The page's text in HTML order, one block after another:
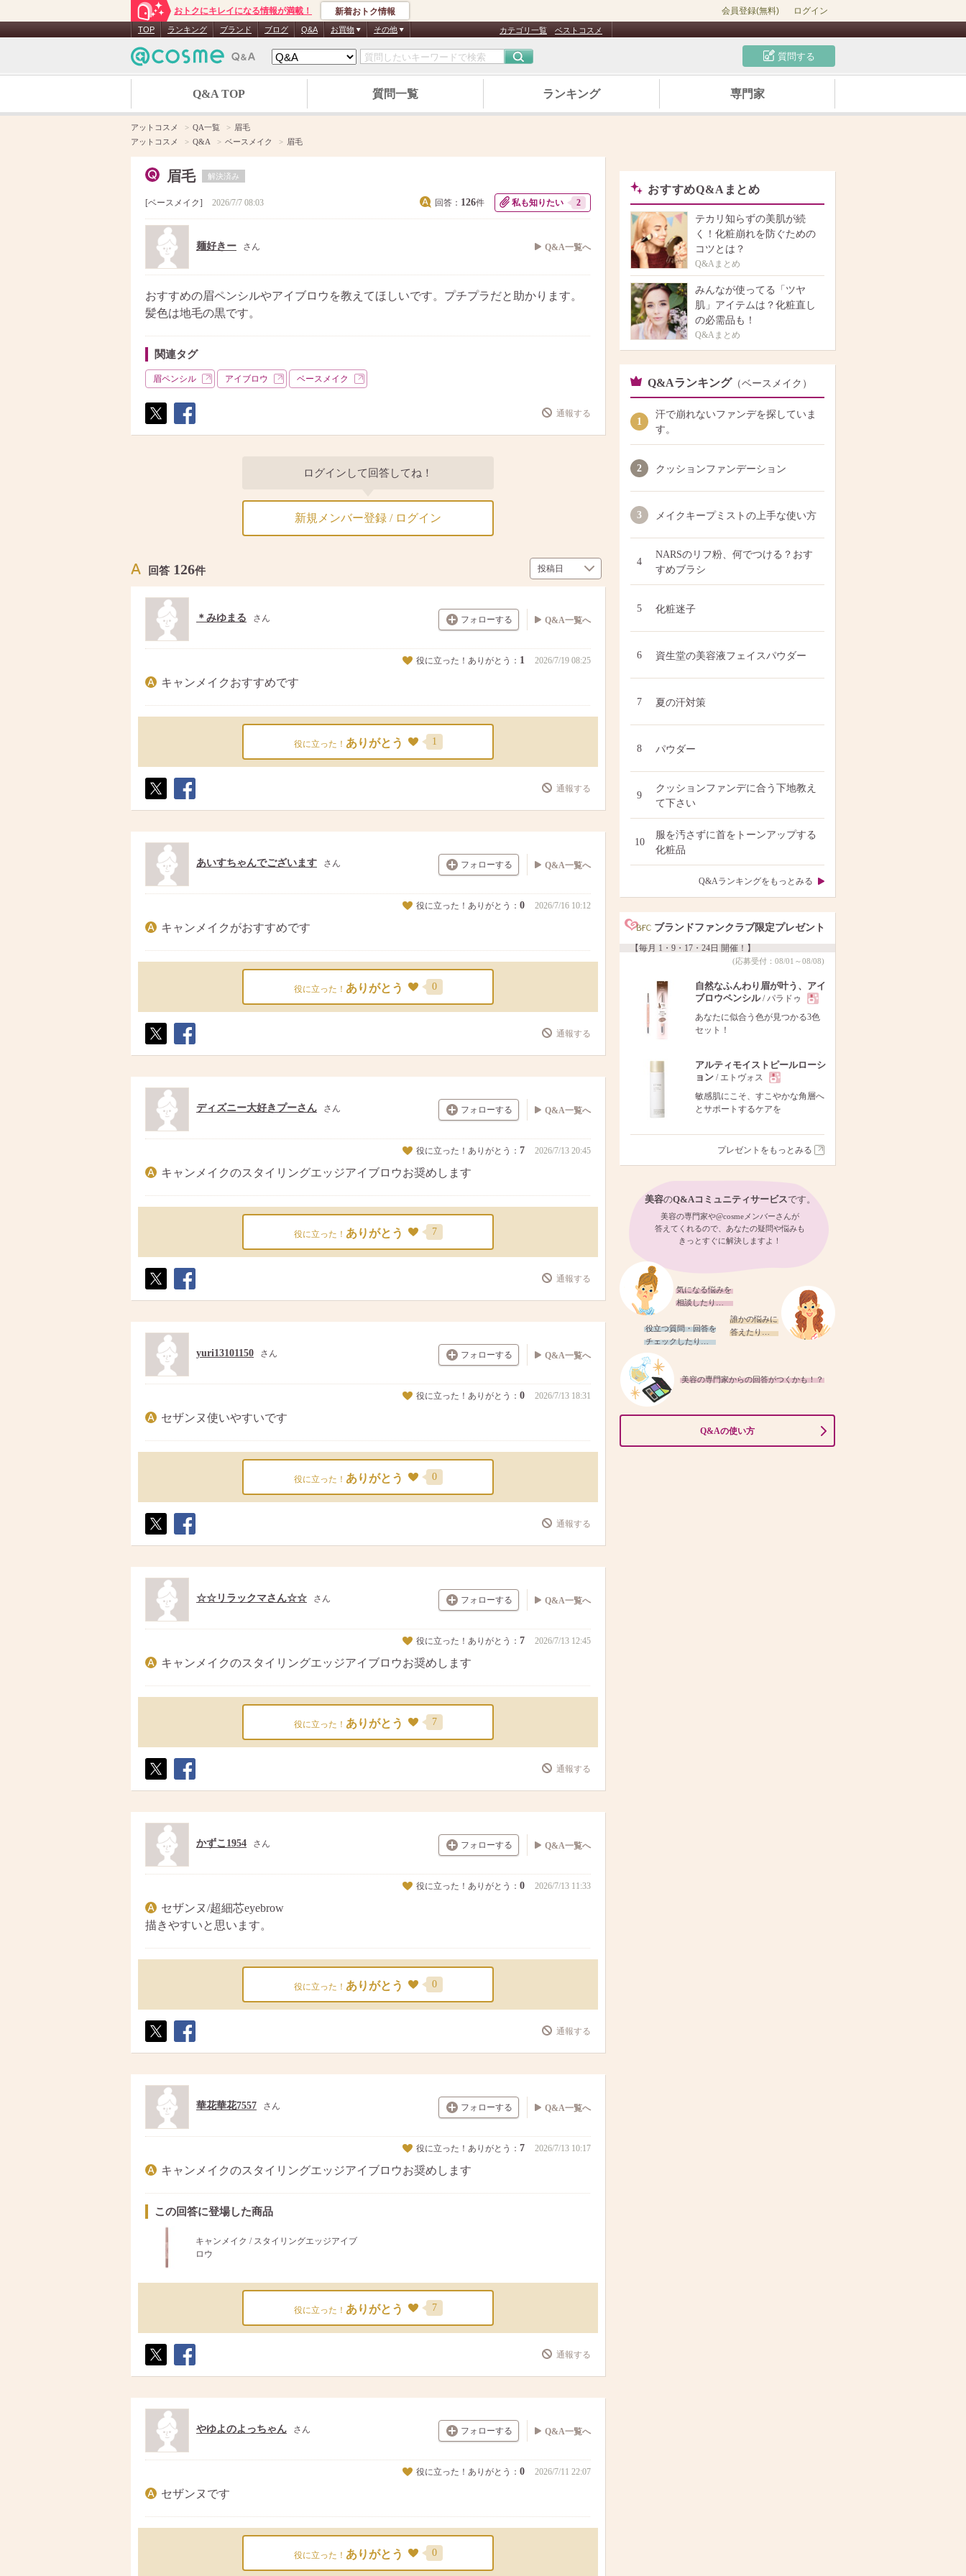
おトクにキレイになる情報が満載！ 新着おトク情報 会員登録(無料) ログイン
TOP ランキング ブランド ブログ Q&A お買物 その他 カテゴリ一覧 ベストコスメ
質問する
Q&A TOP 質問一覧 ランキング 専門家
アットコスメ QA一覧
眉毛
アットコスメ
Q&A ベースメイク 眉毛
眉毛 解決済み
ベースメイク 2026/7/7 08:03 回答： 126件 私も知りたい 2
麺好きー さん Q&A一覧へ
おすすめの眉ペンシルやアイブロウを教えてほしいです。プチプラだと助かります。
髪色は地毛の黒です。
関連タグ
眉ペンシル アイブロウ ベースメイク
ト
ア
通報する
ログインして回答してね！
新規メンバー登録 / ログイン
回答 126件
フォローする
＊みゆまる さん Q&A一覧へ
役に立った！ありがとう： 1 2026/7/19 08:25
キャンメイクおすすめです
役に立った！ ありがとう 1
ト
ア
通報する
フォローする
あいすちゃんでございます さん Q&A一覧へ
役に立った！ありがとう： 0 2026/7/16 10:12
キャンメイクがおすすめです
役に立った！ ありがとう 0
ト
ア
通報する
フォローする
ディズニー大好きプーさん さん Q&A一覧へ
役に立った！ありがとう： 7 2026/7/13 20:45
キャンメイクのスタイリングエッジアイブロウお奨めします
役に立った！ ありがとう 7
ト
ア
通報する
フォローする
yuri13101150 さん Q&A一覧へ
役に立った！ありがとう： 0 2026/7/13 18:31
セザンヌ使いやすいです
役に立った！ ありがとう 0
ト
ア
通報する
フォローする
☆☆リラックマさん☆☆ さん Q&A一覧へ
役に立った！ありがとう： 7 2026/7/13 12:45
キャンメイクのスタイリングエッジアイブロウお奨めします
役に立った！ ありがとう 7
ト
ア
通報する
フォローする
かずこ1954 さん Q&A一覧へ
役に立った！ありがとう： 0 2026/7/13 11:33
セザンヌ/超細芯eyebrow
描きやすいと思います。
役に立った！ ありがとう 0
ト
ア
通報する
フォローする
華花華花7557 さん Q&A一覧へ
役に立った！ありがとう： 7 2026/7/13 10:17
キャンメイクのスタイリングエッジアイブロウお奨めします
この回答に登場した商品
キャンメイク / スタイリングエッジアイブ
ロウ
役に立った！ ありがとう 7
ト
ア
通報する
フォローする
やゆよのよっちゃん さん Q&A一覧へ
役に立った！ありがとう： 0 2026/7/11 22:07
セザンヌです
役に立った！ ありがとう 0
おすすめQ&Aまとめ
テカリ知らずの美肌が続
く！化粧崩れを防ぐための
コツとは？
Q&Aまとめ
みんなが使ってる「ツヤ
肌」アイテムは？化粧直し
の必需品も！
Q&Aまとめ
Q&Aランキング （ベースメイク）
1
汗で崩れないファンデを探していま
す。
2 クッションファンデーション
3 メイクキープミストの上手な使い方
4
NARSのリフ粉、何でつける？おす
すめブラシ
5 化粧迷子
6 資生堂の美容液フェイスパウダー
7 夏の汗対策
8 パウダー
9
クッションファンデに合う下地教え
て下さい
10
服を汚さずに首をトーンアップする
化粧品
Q&Aランキングをもっとみる
ブランドファンクラブ限定プレゼント
【毎月 1・9・17・24日 開催！】
(応募受付：08/01～08/08)
自然なふんわり眉が叶う、アイ
ブロウペンシル/ パラドゥ
現
あなたに似合う色が見つかる3色
セット！
アルティモイストピールローシ
ョン / エトヴォス
現
品
敏感肌にこそ、すこやかな角層へ
とサポートするケアを
プレゼントをもっとみる
美容のQ&Aコミュニティサービスです。
美容の専門家や@cosmeメンバーさんが
答えてくれるので、あなたの疑問や悩みも
きっとすぐに解決しますよ！
気になる悩みを
相談したり…
誰かの悩みに
答えたり…
役立つ質問・回答を
チェックしたり…
美容の専門家からの回答がつくかも！？
Q&Aの使い方